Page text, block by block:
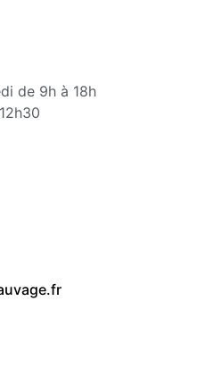
de 9h à 18h